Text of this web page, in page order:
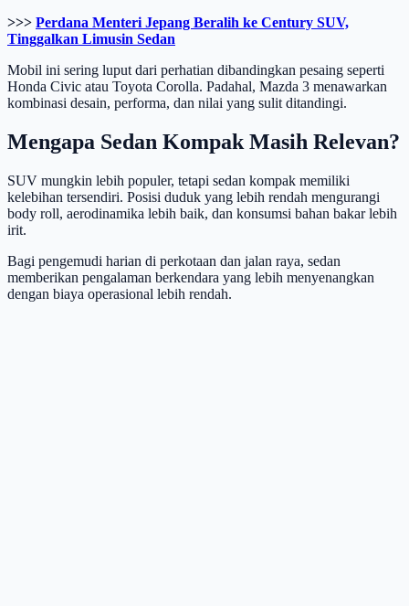
>>> Perdana Menteri Jepang Beralih ke Century SUV,
Tinggalkan Limusin Sedan
Mobil ini sering luput dari perhatian dibandingkan pesaing seperti
Honda Civic atau Toyota Corolla. Padahal, Mazda 3 menawarkan
kombinasi desain, performa, dan nilai yang sulit ditandingi.
Mengapa Sedan Kompak Masih Relevan?
SUV mungkin lebih populer, tetapi sedan kompak memiliki
kelebihan tersendiri. Posisi duduk yang lebih rendah mengurangi
body roll, aerodinamika lebih baik, dan konsumsi bahan bakar lebih
irit.
Bagi pengemudi harian di perkotaan dan jalan raya, sedan
memberikan pengalaman berkendara yang lebih menyenangkan
dengan biaya operasional lebih rendah.